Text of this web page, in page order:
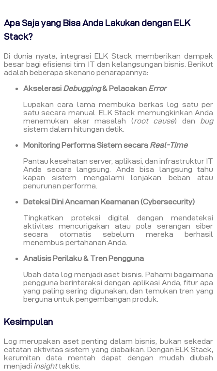
Apa Saja yang Bisa Anda Lakukan dengan ELK
Stack?
Di dunia nyata, integrasi ELK Stack memberikan dampak
besar bagi efisiensi tim IT dan kelangsungan bisnis. Berikut
adalah beberapa skenario penarapannya:
Akselerasi Debugging& Pelacakan Error
Lupakan cara lama membuka berkas log satu per
satu secara manual. ELK Stack memungkinkan Anda
menemukan akar masalah (root cause) dan bug
sistem dalam hitungan detik.
Monitoring Performa Sistem secara Real-Time
Pantau kesehatan server, aplikasi, dan infrastruktur IT
Anda secara langsung. Anda bisa langsung tahu
kapan sistem mengalami lonjakan beban atau
penurunan performa.
Deteksi Dini Ancaman Keamanan (Cybersecurity)
Tingkatkan proteksi digital dengan mendeteksi
aktivitas mencurigakan atau pola serangan siber
secara otomatis sebelum mereka berhasil
menembus pertahanan Anda.
Analisis Perilaku & Tren Pengguna
Ubah data log menjadi aset bisnis. Pahami bagaimana
pengguna berinteraksi dengan aplikasi Anda, fitur apa
yang paling sering digunakan, dan temukan tren yang
berguna untuk pengembangan produk.
Kesimpulan
Log merupakan aset penting dalam bisnis, bukan sekedar
catatan aktivitas sistem yang diabaikan. Dengan ELK Stack,
kerumitan data mentah dapat dengan mudah diubah
menjadi insighttaktis.